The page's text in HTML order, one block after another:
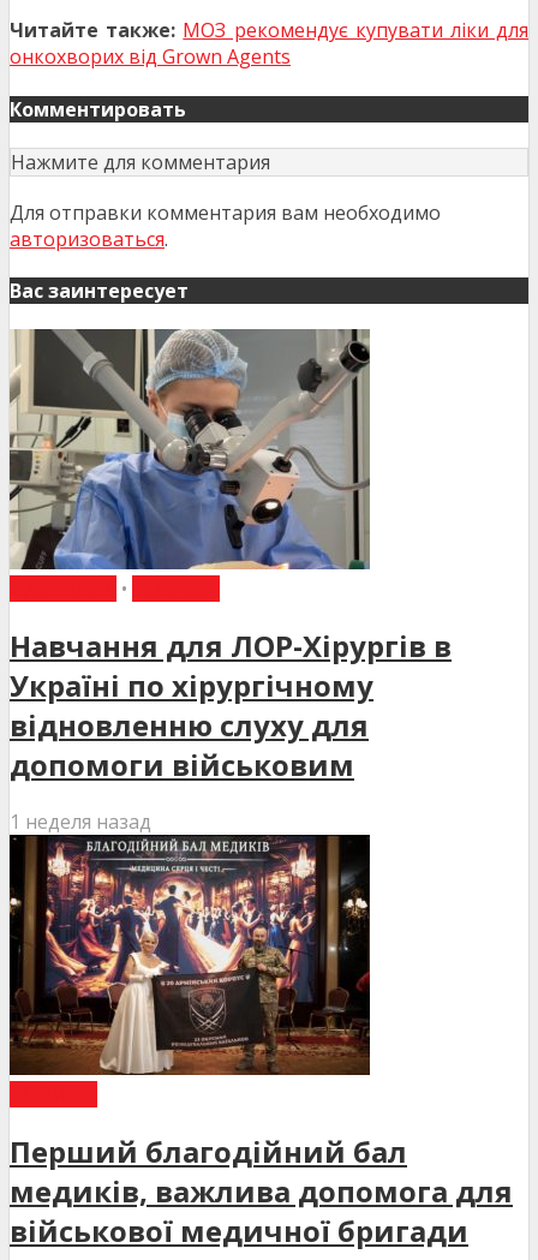
Читайте также: МОЗ рекомендує купувати ліки для
онкохворих від Grown Agents
Комментировать
Нажмите для комментария
Для отправки комментария вам необходимо
авторизоваться.
Вас заинтересует
•
Навчання для ЛОР-Хірургів в
Україні по хірургічному
відновленню слуху для
допомоги військовим
1 неделя назад
Перший благодійний бал
медиків, важлива допомога для
військової медичної бригади